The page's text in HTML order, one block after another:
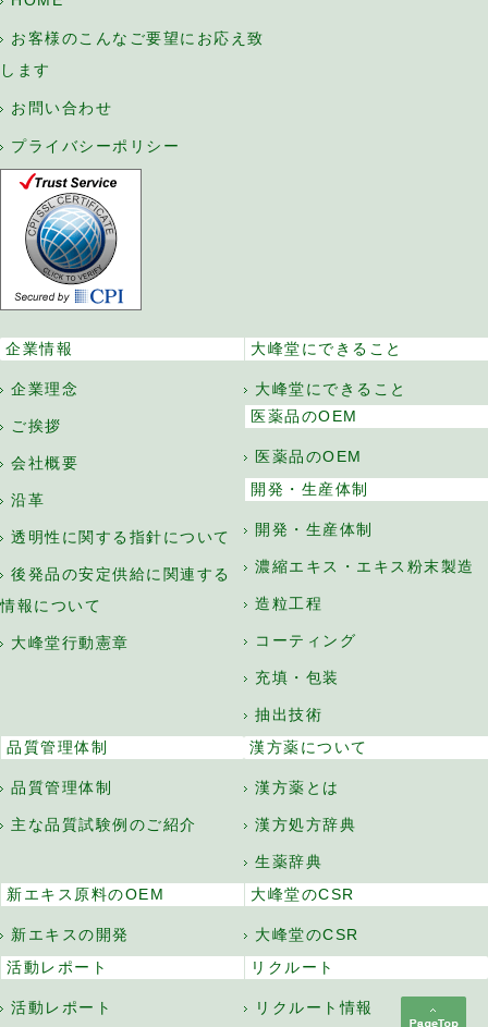
お客様のこんなご要望にお応え致
します
お問い合わせ
プライバシーポリシー
企業情報
企業理念
ご挨拶
会社概要
沿革
透明性に関する指針について
後発品の安定供給に関連する
情報について
大峰堂行動憲章
大峰堂にできること
大峰堂にできること
医薬品のOEM
医薬品のOEM
開発・生産体制
開発・生産体制
濃縮エキス・エキス粉末製造
造粒工程
コーティング
充填・包装
抽出技術
品質管理体制
品質管理体制
主な品質試験例のご紹介
漢方薬について
漢方薬とは
漢方処方辞典
生薬辞典
新エキス原料のOEM
新エキスの開発
大峰堂のCSR
大峰堂のCSR
活動レポート
活動レポート
リクルート
リクルート情報